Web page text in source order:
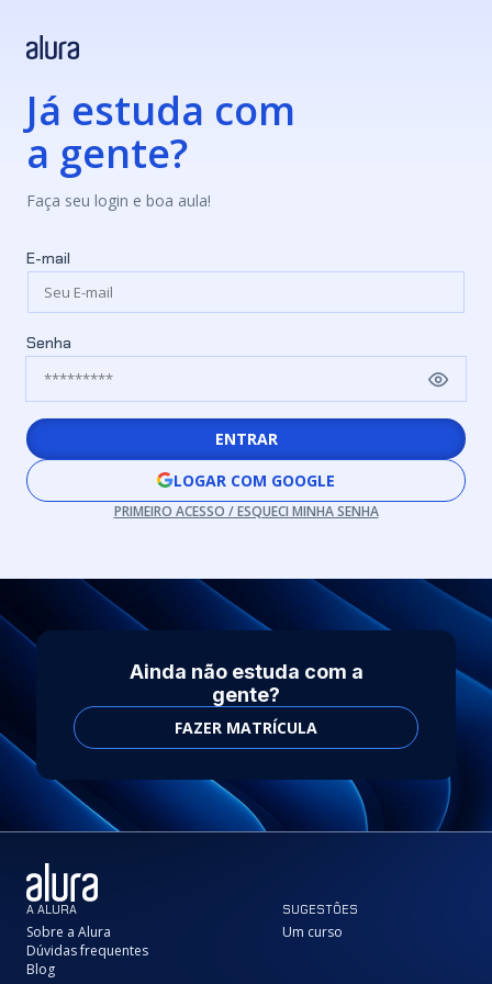
Já estuda com
a gente?
Faça seu login e boa aula!
E-mail
Senha
ENTRAR
LOGAR COM GOOGLE
PRIMEIRO ACESSO / ESQUECI MINHA SENHA
Ainda não estuda com a
gente?
FAZER MATRÍCULA
A ALURA
Sobre a Alura
Dúvidas frequentes
Blog
SUGESTÕES
Um curso